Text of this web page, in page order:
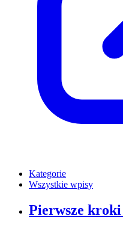
Kategorie
Wszystkie wpisy
Pierwsze